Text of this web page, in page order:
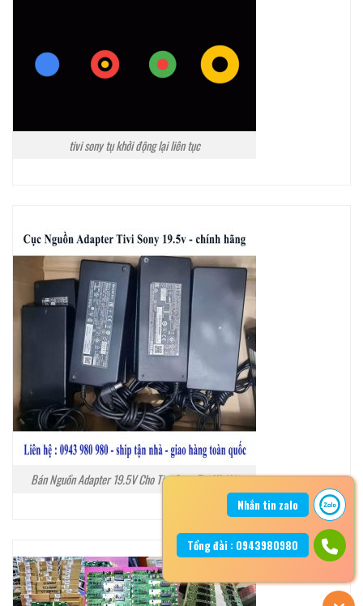
tivi sony tụ khởi động lại liên tục
Bán Nguồn Adapter 19.5V Cho Tivi Sony Tại Hà Nội
Nhắn tin zalo
Tổng đài : 0943980980